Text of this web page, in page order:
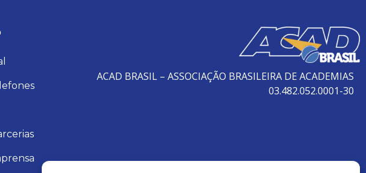
ACAD BRASIL – ASSOCIAÇÃO BRASILEIRA DE ACADEMIAS
03.482.052.0001-30